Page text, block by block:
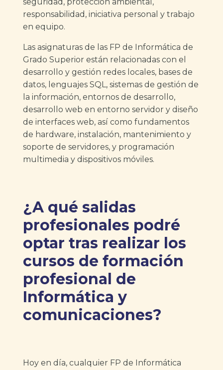
responsabilidad, iniciativa personal y trabajo
en equipo.
Las asignaturas de las FP de Informática de
Grado Superior están relacionadas con el
desarrollo y gestión redes locales, bases de
datos, lenguajes SQL, sistemas de gestión de
la información, entornos de desarrollo,
desarrollo web en entorno servidor y diseño
de interfaces web, así como fundamentos
de hardware, instalación, mantenimiento y
soporte de servidores, y programación
multimedia y dispositivos móviles.
¿A qué salidas
profesionales podré
optar tras realizar los
cursos de formación
profesional de
Informática y
comunicaciones?
Hoy en día, cualquier FP de Informática